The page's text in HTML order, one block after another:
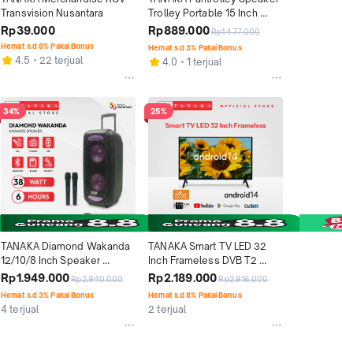
Transvision Nusantara
Rp39.000
Hemat s.d 8% Pakai Bonus
4.5 22 terjual
Trolley Portable 15 Inch
Bluetooth Indoor Karaoke
Mic Wireless
Rp889.000Rp1.477.000
Hemat s.d 3% Pakai Bonus
4.0 1 terjual
34%
TANAKA Diamond Wakanda
12/10/8 Inch Speaker
Portable Bluetooth Indoor
Senam Karaoke Wireless
Mic
Rp1.949.000Rp2.940.000
Hemat s.d 3% Pakai Bonus
4 terjual
25%
TANAKA Smart TV LED 32
Inch Frameless DVB T2
Android 14 HD Televisi
Berkualitas Suara Jernih
Garansi Resmi 1 Tahun
Rp2.189.000 Rp2.916.000
Hemat s.d 8% Pakai Bonus
2 terjual